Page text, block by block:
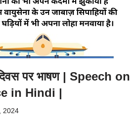
दिवस पर भाषण | Speech on
in Hindi |
2024